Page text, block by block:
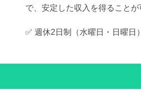
で、安定した収入を得ること
✅ 週休2日制（水曜日・日曜日